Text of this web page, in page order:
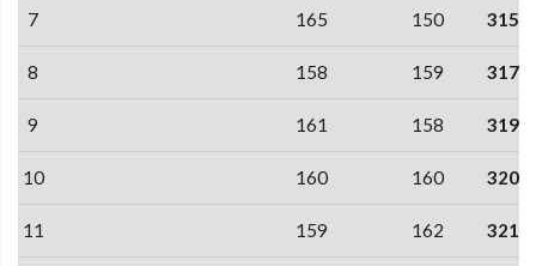
7 165 150 315
8 158 159 317
9 161 158 319
10 160 160 320
11 159 162 321